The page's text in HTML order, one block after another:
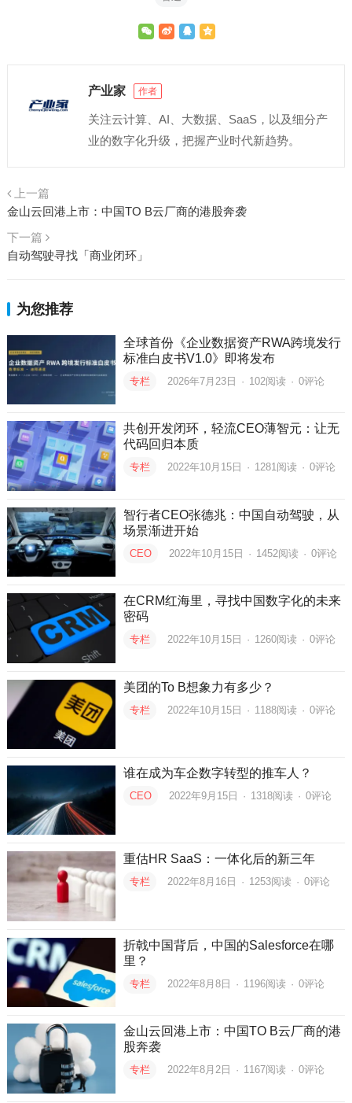
产业家 作者
关注云计算、AI、大数据、SaaS，以及细分产
业的数字化升级，把握产业时代新趋势。
上一篇
金山云回港上市：中国TO B云厂商的港股奔袭
下一篇
自动驾驶寻找「商业闭环」
为您推荐
全球首份《企业数据资产RWA跨境发行
标准白皮书V1.0》即将发布
专栏 2026年7月23日 · 102阅读 · 0评论
共创开发闭环，轻流CEO薄智元：让无
代码回归本质
专栏 2022年10月15日 · 1281阅读 · 0评论
智行者CEO张德兆：中国自动驾驶，从
场景渐进开始
CEO 2022年10月15日 · 1452阅读 · 0评论
在CRM红海里，寻找中国数字化的未来
密码
专栏 2022年10月15日 · 1260阅读 · 0评论
美团的To B想象力有多少？
专栏 2022年10月15日 · 1188阅读 · 0评论
谁在成为车企数字转型的推车人？
CEO 2022年9月15日 · 1318阅读 · 0评论
重估HR SaaS：一体化后的新三年
专栏 2022年8月16日 · 1253阅读 · 0评论
折戟中国背后，中国的Salesforce在哪
里？
专栏 2022年8月8日 · 1196阅读 · 0评论
金山云回港上市：中国TO B云厂商的港
股奔袭
专栏 2022年8月2日 · 1167阅读 · 0评论